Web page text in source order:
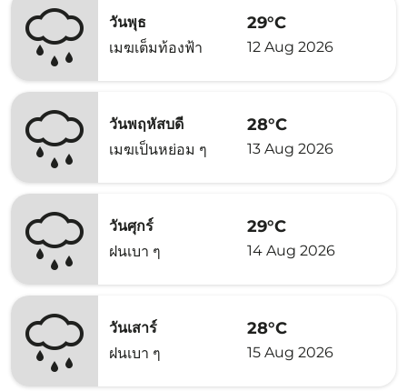
วันพุธ
เมฆเต็มท้องฟ้า
29°C
12 Aug 2026
วันพฤหัสบดี
เมฆเป็นหย่อม ๆ
28°C
13 Aug 2026
วันศุกร์
ฝนเบา ๆ
29°C
14 Aug 2026
วันเสาร์
ฝนเบา ๆ
28°C
15 Aug 2026